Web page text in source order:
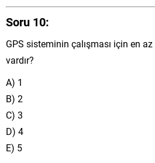
Soru 10:
GPS sisteminin çalışması için en
vardır?
A) 1
B) 2
C) 3
D) 4
E) 5